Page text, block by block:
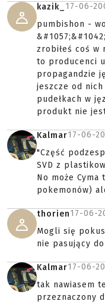
kazik_ 17-06-
pumbishon -
zrobiłeś coś w
to producenci
propagandzie
jeszcze od
pudełkach w
produkt nie
Kalmar17-06-
"Część
SVD z
No może
pokemonów)
thorien17-06-
Mogli się
nie pasujący do
Kalmar17-06-
tak nawiasem
przeznaczony